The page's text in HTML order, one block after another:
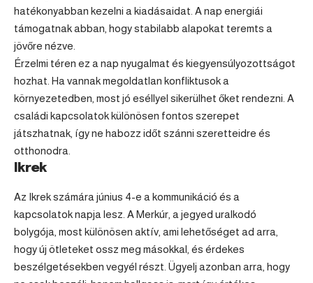
hatékonyabban kezelni a kiadásaidat. A nap energiái
támogatnak abban, hogy stabilabb alapokat teremts a
jövőre nézve.
Érzelmi téren ez a nap nyugalmat és kiegyensúlyozottságot
hozhat. Ha vannak megoldatlan konfliktusok a
környezetedben, most jó eséllyel sikerülhet őket rendezni. A
családi kapcsolatok különösen fontos szerepet
játszhatnak, így ne habozz időt szánni szeretteidre és
otthonodra.
Ikrek
Az Ikrekszámára június 4-e a kommunikáció és a
kapcsolatok napja lesz. A Merkúr, a jegyed uralkodó
bolygója, most különösen aktív, ami lehetőséget ad arra,
hogy új ötleteket ossz meg másokkal, és érdekes
beszélgetésekben vegyél részt. Ügyelj azonban arra, hogy